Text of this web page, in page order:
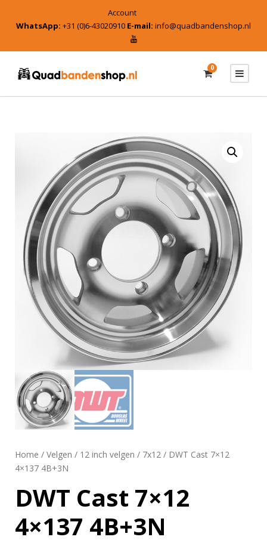
Account
WhatsApp: +31 (0)6-43020910 E-mail: info@quadbandenshop.nl
0
Home / Velgen / 12 inch velgen / 7x12 / DWT Cast 7×12
4×137 4B+3N
DWT Cast 7×12
4×137 4B+3N